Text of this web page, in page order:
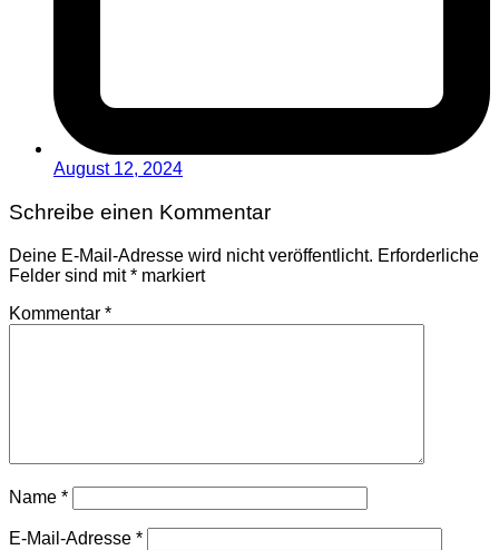
August 12, 2024
Schreibe einen Kommentar
Deine E-Mail-Adresse wird nicht veröffentlicht. Erforderliche
Felder sind mit* markiert
Kommentar *
Name *
E-Mail-Adresse *